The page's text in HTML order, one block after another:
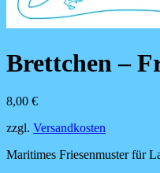
Brettchen –
8,00 €
zzgl. Versandkosten
Maritimes Friesenmuster für